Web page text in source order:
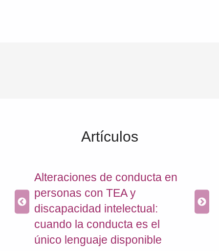
Artículos
Alteraciones de conducta en
personas con TEA y
discapacidad intelectual:
cuando la conducta es el
único lenguaje disponible